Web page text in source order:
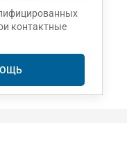
контактные